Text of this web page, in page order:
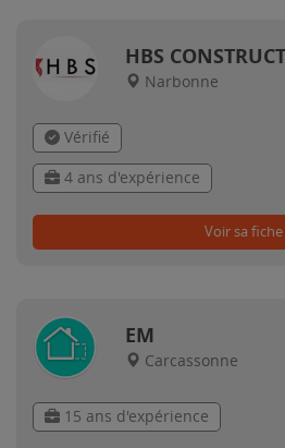
HBS
Narbonne
Vérifié
4 ans d'expérience
Voir sa fiche
EM
Carcassonne
15 ans d'expérience